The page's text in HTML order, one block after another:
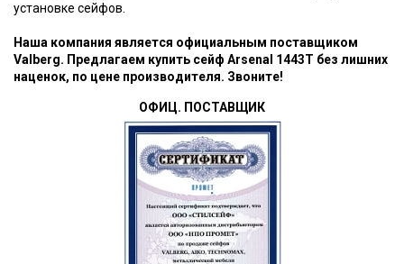
установке сейфов.
Наша компания является официальным поставщиком
Valberg. Предлагаем купить сейф Arsenal 1443Т без лишних
наценок, по цене производителя. Звоните!
ОФИЦ. ПОСТАВЩИК